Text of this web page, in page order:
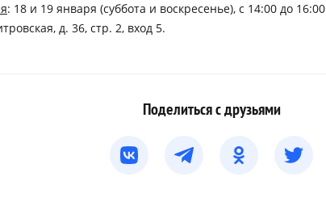
: 18 и 19 января (суббота и воскресенье), с 14:00 до 16:00
д. 36, стр. 2, вход 5.
Поделиться с друзьями